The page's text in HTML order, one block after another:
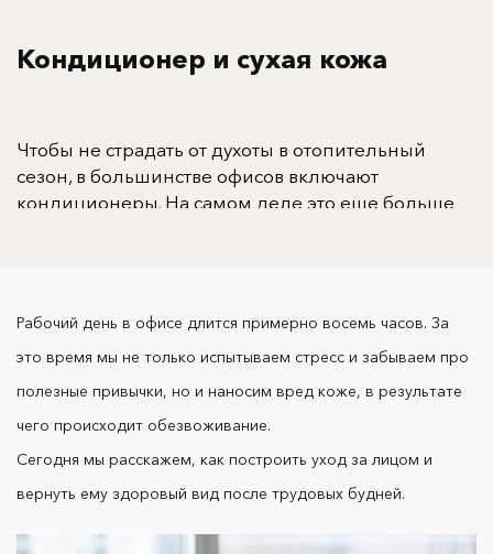
Кондиционер и сухая кожа
Чтобы не страдать от духоты в отопительный
сезон, в большинстве офисов включают
кондиционеры. На самом деле это еще больше
Прежде чем подобрать уход за лицом,
желательно наладить питьевой режим и
стараться употреблять меньше кофе, так как он
обладает мочегонным эффектом.
В течение
рабочего дня, желательно пить 1-1,5 литра чистой
Рабочий день в офисе длится примерно восемь часов. За
это время мы не только испытываем стресс и забываем про
полезные привычки, но и наносим вред коже, в результате
чего происходит обезвоживание.
Сегодня мы расскажем, как построить уход за лицом и
вернуть ему здоровый вид после трудовых будней.